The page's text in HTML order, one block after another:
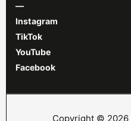
—
Instagram
TikTok
YouTube
Facebook
Copyright © 2026